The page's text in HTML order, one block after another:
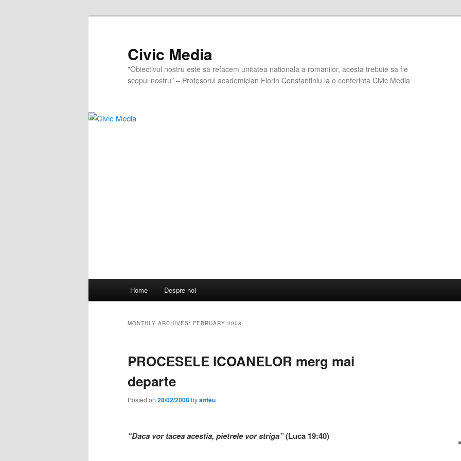
Civic Media
"Obiectivul nostru este sa refacem unitatea nationala a romanilor, acesta trebuie sa fie
scopul nostru" – Profesorul academician Florin Constantiniu la o conferinta Civic Media
Home Despre noi
MONTHLY ARCHIVES: FEBRUARY 2008
PROCESELE ICOANELOR merg mai
departe
Posted on 28/02/2008byanteu
“Daca vor tacea acestia, pietrele vor striga”(Luca 19:40)